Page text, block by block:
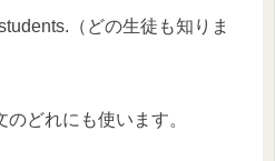
（どの生徒も知りま
どれにも使います。